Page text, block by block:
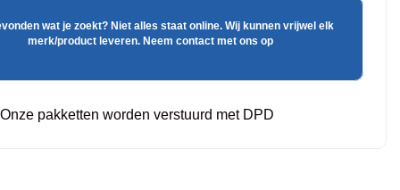
wat je zoekt? Niet alles staat online. Wij kunnen vrijwel elk
merk/product leveren. Neem contact met ons op
Onze pakketten worden verstuurd met DPD